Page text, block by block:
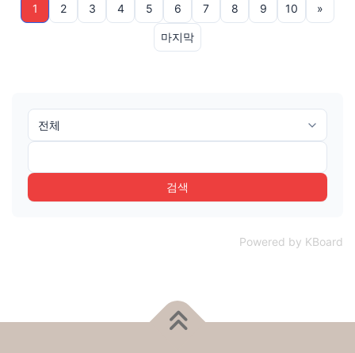
1 2 3 4 5 6 7 8 9 10 »
마지막
검색
Powered by KBoard